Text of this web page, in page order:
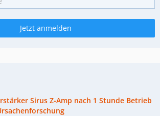
Jetzt anmelden
Sirus Z-Amp nach 1 Stunde Betrieb